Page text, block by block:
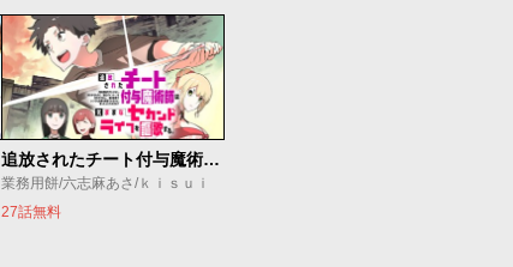
追放されたチート付与魔術師は気ままなセカンドライフを謳歌する。 ～俺は武器だけじゃなく、あらゆるものに『強化ポイント』を付与できるし、俺の意思でいつでも効果を解除できるけど、残った人たち大丈夫？～
業務用餅/六志麻あさ/ｋｉｓｕｉ
27話無料